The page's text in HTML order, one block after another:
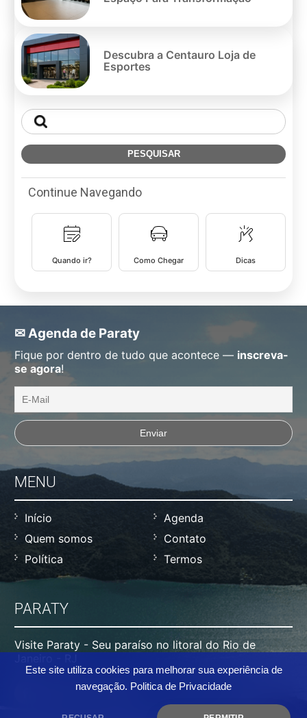
Este site utiliza cookies para melhorar sua experiência de
navegação. Politica de Privacidade
Descubra a Centauro Loja de
Esportes
Continue Navegando
Quando ir? Como Chegar Dicas
✉ Agenda de Paraty
Fique por dentro de tudo que acontece — inscreva-
se agora!
MENU
Início
Agenda
Quem somos
Contato
Política
Termos
PARATY
Visite Paraty - Seu paraíso no litoral do Rio de